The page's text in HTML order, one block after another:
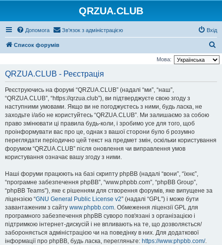
QRZUA.CLUB
Допомога Зв'язок з адміністрацією Вхід
Список форумів
о
Мова:
QRZUA.CLUB - Реєстрація
Реєструючись на форумі “QRZUA.CLUB” (надалі “ми”, “наш”,
“QRZUA.CLUB”, “https://qrzua.club”), ви підтверджуєте свою згоду з
наступними умовами. Якщо ви не погоджуєтесь з ними, будь ласка, не
заходьте і/або не користуйтесь “QRZUA.CLUB”. Ми залишаємо за собою
право змінювати ці правила будь-коли, і зробимо усе для того, щоб
проінформувати вас про це, однак з вашої сторони було б розумно
переглядати періодично цей текст на предмет змін, оскільки користування
форумом “QRZUA.CLUB” після оновлення чи виправлення умов
користування означає вашу згоду з ними.
Наші форуми працюють на базі скрипту phpBB (надалі “вони”, “їхнє”,
“програмне забезпечення phpBB”, “www.phpbb.com”, “phpBB Group”,
“phpBB Teams”), яке є рішенням для створення форумів, яке випущене за
ліцензією “GNU General Public License v2” (надалі “GPL”) і може бути
завантаженим з сайту www.phpbb.com. Обмеження ліцензії GPL для
програмного забезпечення phpBB суворо пов'язані з організацією і
підтримкою інтернет-дискусій і не впливають на те, що дозволяється/
забороняється адміністрацією чи на поведінку в них. Для додаткової
інформації про phpBB, будь ласка, перегляньте: https://www.phpbb.com/.